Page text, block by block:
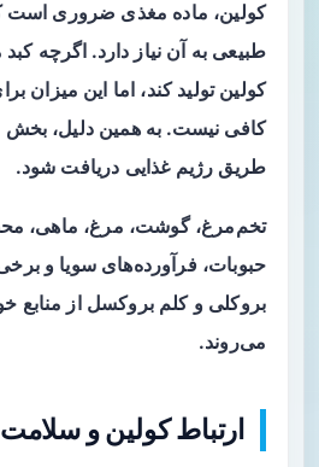
کولین، ماده مغذی ضروری است
طبیعی به آن نیاز دارد. اگرچه
کولین تولید کند، اما این میزان
کافی نیست. به همین دلیل، بخش
طریق رژیم غذایی دریافت شود.
تخم‌مرغ، گوشت، مرغ، ماهی،
حبوبات، فرآورده‌های سویا و
بروکلی و کلم بروکسل از منابع
می‌روند.
ارتباط کولین و